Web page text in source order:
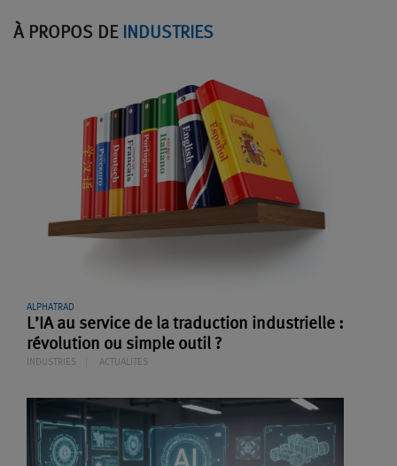
À PROPOS DE INDUSTRIES
ALPHATRAD
L’IA au service de la traduction industrielle :
révolution ou simple outil ?
INDUSTRIES ACTUALITES